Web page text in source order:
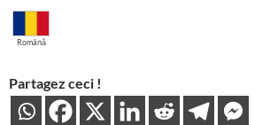
Română
Partagez ceci !